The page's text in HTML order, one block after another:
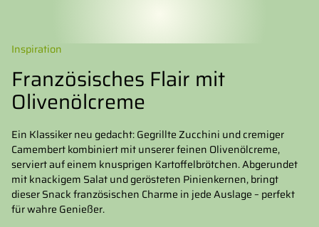
Inspiration
Französisches Flair mit
Olivenölcreme
Ein Klassiker neu gedacht: Gegrillte Zucchini und cremiger
Camembert kombiniert mit unserer feinen Olivenölcreme,
serviert auf einem knusprigen Kartoffelbrötchen. Abgerundet
mit knackigem Salat und gerösteten Pinienkernen, bringt
dieser Snack französischen Charme in jede Auslage – perfekt
für wahre Genießer.